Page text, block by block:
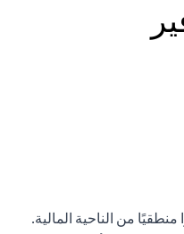
من الناحية المالية.